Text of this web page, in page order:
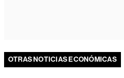
OTRAS NOTICIAS ECONÓMICAS